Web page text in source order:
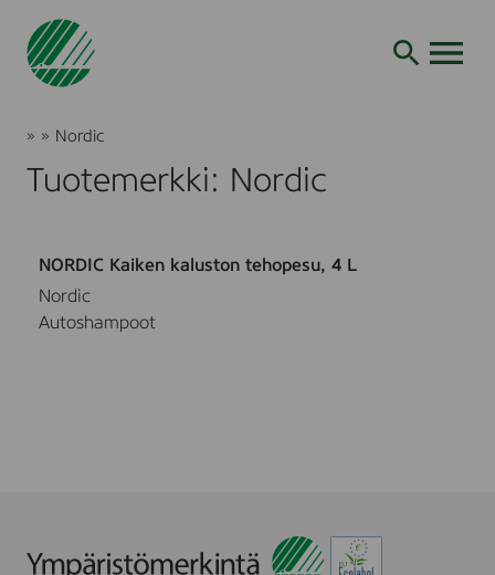
Siirry
Joutsenmerkki
» » Nordic
Tuotemerkki: Nordic
NORDIC Kaiken kaluston tehopesu, 4 L
Nordic
Autoshampoot